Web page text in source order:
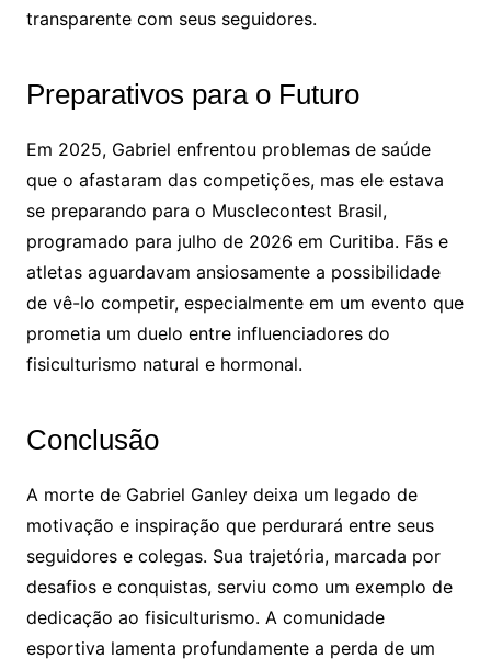
transparente com seus seguidores.
Preparativos para o Futuro
Em 2025, Gabriel enfrentou problemas de saúde
que o afastaram das competições, mas ele estava
se preparando para o Musclecontest Brasil,
programado para julho de 2026 em Curitiba. Fãs e
atletas aguardavam ansiosamente a possibilidade
de vê-lo competir, especialmente em um evento que
prometia um duelo entre influenciadores do
fisiculturismo natural e hormonal.
Conclusão
A morte de Gabriel Ganley deixa um legado de
motivação e inspiração que perdurará entre seus
seguidores e colegas. Sua trajetória, marcada por
desafios e conquistas, serviu como um exemplo de
dedicação ao fisiculturismo. A comunidade
esportiva lamenta profundamente a perda de um